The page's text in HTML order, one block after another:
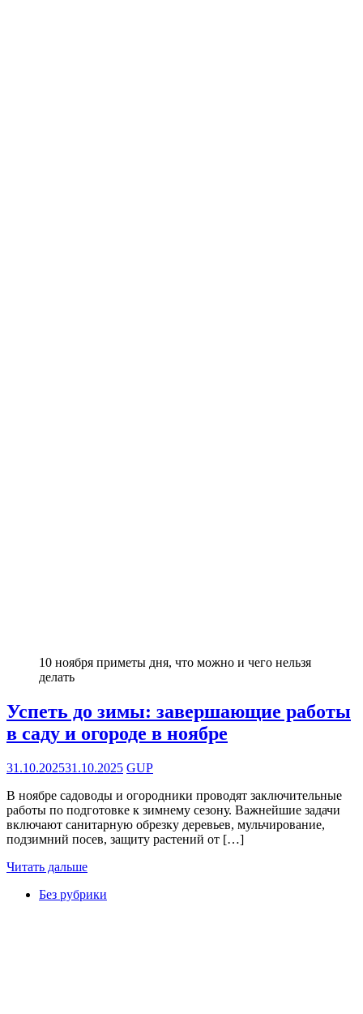
10 ноября приметы дня, что можно и чего нельзя
делать
Успеть до зимы: завершающие работы
в саду и огороде в ноябре
31.10.202531.10.2025 GUP
В ноябре садоводы и огородники проводят заключительные
работы по подготовке к зимнему сезону. Важнейшие задачи
включают санитарную обрезку деревьев, мульчирование,
подзимний посев, защиту растений от […]
Читать дальше
Без рубрики